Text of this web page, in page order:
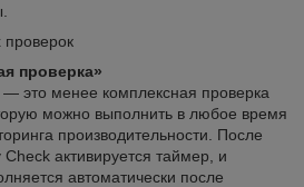
проверка»
это менее комплексная проверка
можно выполнить в любое время
производительности. После
активируется таймер, и
автоматически после